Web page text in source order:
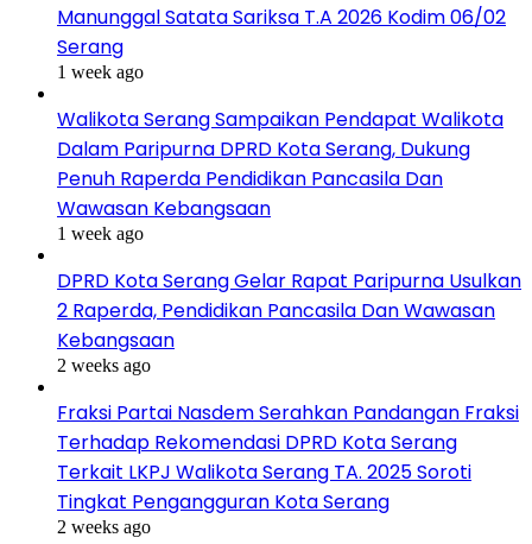
Manunggal Satata Sariksa T.A 2026 Kodim 06/02
Serang
1 week ago
Walikota Serang Sampaikan Pendapat Walikota
Dalam Paripurna DPRD Kota Serang, Dukung
Penuh Raperda Pendidikan Pancasila Dan
Wawasan Kebangsaan
1 week ago
DPRD Kota Serang Gelar Rapat Paripurna Usulkan
2 Raperda, Pendidikan Pancasila Dan Wawasan
Kebangsaan
2 weeks ago
Fraksi Partai Nasdem Serahkan Pandangan Fraksi
Terhadap Rekomendasi DPRD Kota Serang
Terkait LKPJ Walikota Serang TA. 2025 Soroti
Tingkat Pengangguran Kota Serang
2 weeks ago